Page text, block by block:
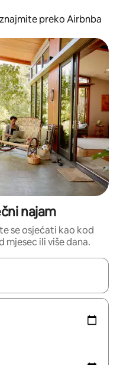
preko Airbnba
najam
se osjećati kao kod
ili više dana.
ćete ih pregledati